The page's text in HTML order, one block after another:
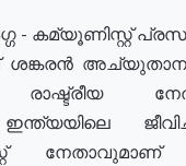
- കമ്യൂണിസ്റ്റ്
നേതാവുമാണ്